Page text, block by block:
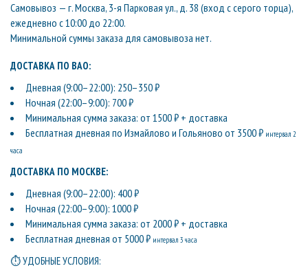
Самовывоз — г. Москва, 3-я Парковая ул., д. 38 (вход с серого торца),
ежедневно с 10:00 до 22:00.
Минимальной суммы заказа для самовывоза нет.
ДОСТАВКА ПО ВАО:
Дневная (9:00–22:00): 250–350 ₽
Ночная (22:00–9:00): 700 ₽
Минимальная сумма заказа: от 1500 ₽ + доставка
Бесплатная дневная по Измайлово и Гольяново от 3500 ₽ интервал 2
часа
ДОСТАВКА ПО МОСКВЕ:
Дневная (9:00–22:00): 400 ₽
Ночная (22:00–9:00): 1000 ₽
Минимальная сумма заказа: от 2000 ₽ + доставка
Бесплатная дневная от 5000 ₽ интервал 3 часа
⏱ УДОБНЫЕ УСЛОВИЯ: